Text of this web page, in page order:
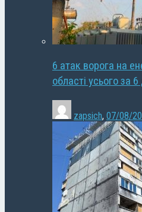
6 атак ворога на
області усього за 6
zapsich, 07/08/